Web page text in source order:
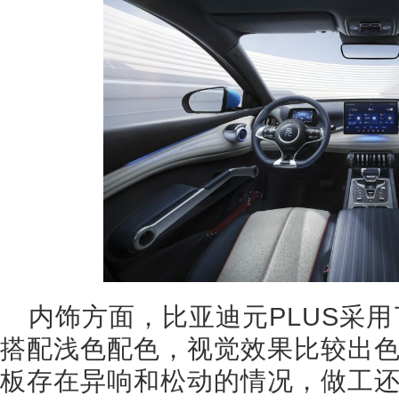
内饰方面，比亚迪元PLUS采
搭配浅色配色，视觉效果比较出
板存在异响和松动的情况，做工